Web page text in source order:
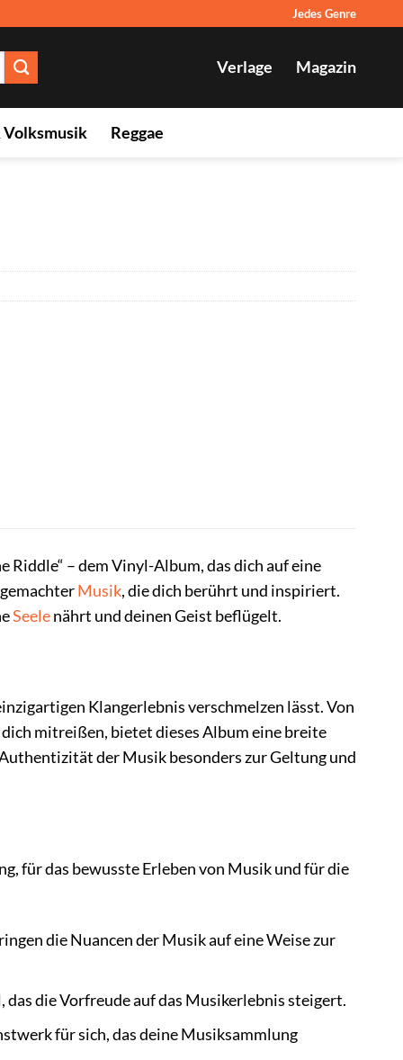
Jedes Genre
Verlage Magazin
Volksmusik Reggae
– dem Vinyl-Album, das dich auf eine
Musik, die dich berührt und inspiriert.
Seelenährt und deinen Geist beflügelt.
Klangerlebnis verschmelzen lässt. Von
mitreißen, bietet dieses Album eine breite
der Musik besonders zur Geltung und
für das bewusste Erleben von Musik und für die
die Nuancen der Musik auf eine Weise zur
die Vorfreude auf das Musikerlebnis steigert.
für sich, das deine Musiksammlung